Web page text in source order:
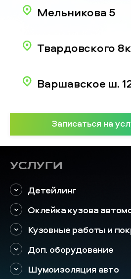
Мельникова 5
Твардовского
Варшавское ш.
Записаться на
Услуги
Детейлинг
Оклейка кузова
Кузовные работы и
Доп. оборудование
Шумоизоляция авто